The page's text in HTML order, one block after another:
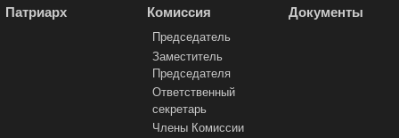
Патриарх Комиссия
Председатель
Заместитель
Председателя
Ответственный
секретарь
Члены Комиссии
Документы